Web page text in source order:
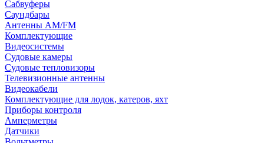
Сабвуферы
Саундбары
Антенны AM/FM
Комплектующие
Видеосистемы
Судовые камеры
Cудовые тепловизоры
Телевизионные антенны
Видеокабели
Комплектующие для лодок, катеров, яхт
Приборы контроля
Амперметры
Датчики